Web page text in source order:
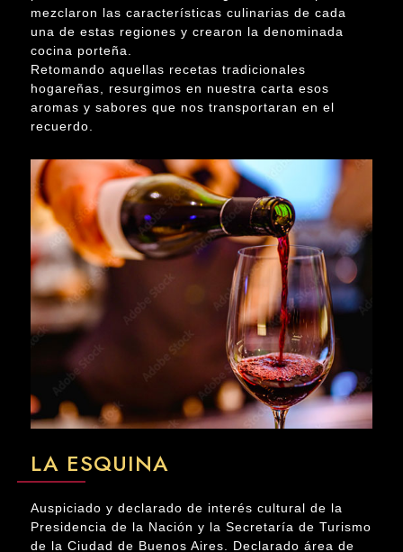
mezclaron las características culinarias de cada
una de estas regiones y crearon la denominada
cocina porteña.
Retomando aquellas recetas tradicionales
hogareñas, resurgimos en nuestra carta esos
aromas y sabores que nos transportaran en el
recuerdo.
LA ESQUINA
Auspiciado y declarado de interés cultural de la
Presidencia de la Nación y la Secretaría de Turismo
de la Ciudad de Buenos Aires. Declarado área de